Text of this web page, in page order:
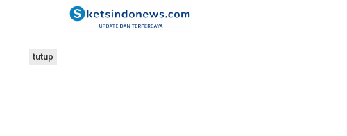
tutup